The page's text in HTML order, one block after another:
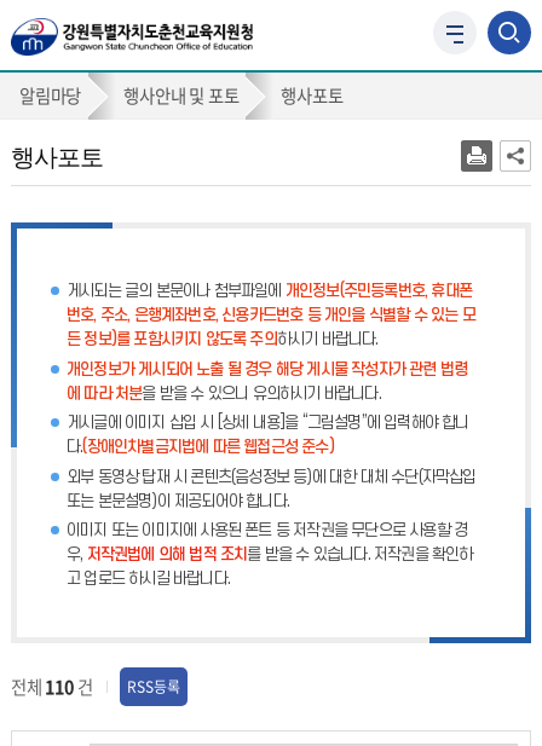
사
가
행
포
알림마당 행사안내 및 포토 행사포토
행사포토
게시되는 글의 본문이나 첨부파일에 개인정보(주민등록번호, 휴대폰
번호, 주소, 은행계좌번호, 신용카드번호 등 개인을 식별할 수 있는 모
든 정보)를 포함시키지 않도록 주의하시기 바랍니다.
개인정보가 게시되어 노출 될 경우 해당 게시물 작성자가 관련 법령
에 따라 처분을 받을 수 있으니 유의하시기 바랍니다.
게시글에 이미지 삽입 시 [상세 내용]을 “그림설명”에 입력해야 합니
다.(장애인차별금지법에 따른 웹접근성 준수)
외부 동영상 탑재 시 콘텐츠(음성정보 등)에 대한 대체 수단(자막삽입
또는 본문설명)이 제공되어야 합니다.
이미지 또는 이미지에 사용된 폰트 등 저작권을 무단으로 사용할 경
우, 저작권법에 의해 법적 조치 를 받을 수 있습니다. 저작권을 확인하
고 업로드 하시길 바랍니다.
전체110건 RSS등록